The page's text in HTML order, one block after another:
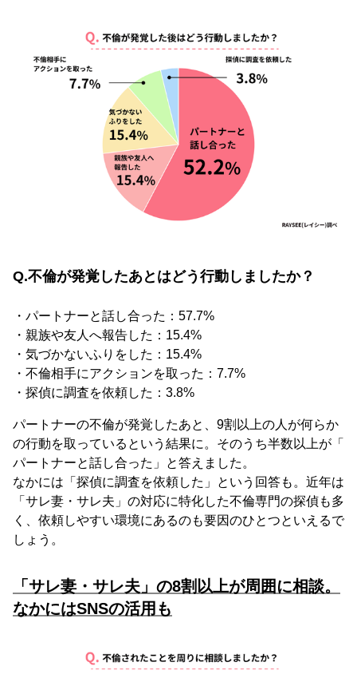
Q.不倫が発覚したあとはどう行動しましたか？
・パートナーと話し合った：57.7%
・親族や友人へ報告した：15.4%
・気づかないふりをした：15.4%
・不倫相手にアクションを取った：7.7%
・探偵に調査を依頼した：3.8%
パートナーの不倫が発覚したあと、9割以上の人が何らか
の行動を取っているという結果に。そのうち半数以上が「
パートナーと話し合った」と答えました。
なかには「探偵に調査を依頼した」という回答も。近年は
「サレ妻・サレ夫」の対応に特化した不倫専門の探偵も多
く、依頼しやすい環境にあるのも要因のひとつといえるで
しょう。
「サレ妻・サレ夫」の8割以上が周囲に相談。
なかにはSNSの活用も